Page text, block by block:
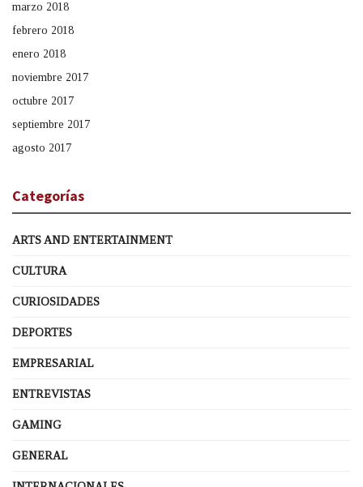
marzo 2018
febrero 2018
enero 2018
noviembre 2017
octubre 2017
septiembre 2017
agosto 2017
Categorías
ARTS AND ENTERTAINMENT
CULTURA
CURIOSIDADES
DEPORTES
EMPRESARIAL
ENTREVISTAS
GAMING
GENERAL